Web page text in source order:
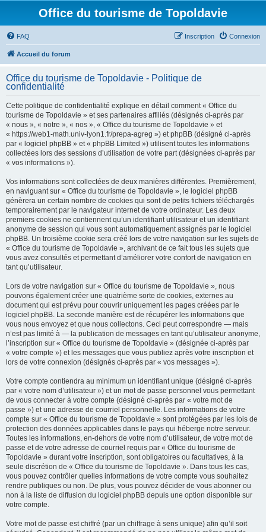
Office du tourisme de Topoldavie
FAQ Connexion
Inscription
Accueil du forum
Office du tourisme de Topoldavie - Politique de
confidentialité
Cette politique de confidentialité explique en détail comment « Office du
tourisme de Topoldavie » et ses partenaires affiliés (désignés ci-après par
« nous », « notre », « nos », « Office du tourisme de Topoldavie » et
« https://web1-math.univ-lyon1.fr/prepa-agreg ») et phpBB (désigné ci-après
par « logiciel phpBB » et « phpBB Limited ») utilisent toutes les informations
collectées lors des sessions d’utilisation de votre part (désignées ci-après par
« vos informations »).
Vos informations sont collectées de deux manières différentes. Premièrement,
en naviguant sur « Office du tourisme de Topoldavie », le logiciel phpBB
génèrera un certain nombre de cookies qui sont de petits fichiers téléchargés
temporairement par le navigateur internet de votre ordinateur. Les deux
premiers cookies ne contiennent qu’un identifiant utilisateur et un identifiant
anonyme de session qui vous sont automatiquement assignés par le logiciel
phpBB. Un troisième cookie sera créé lors de votre navigation sur les sujets de
« Office du tourisme de Topoldavie », archivant de ce fait tous les sujets que
vous avez consultés et permettant d’améliorer votre confort de navigation en
tant qu’utilisateur.
Lors de votre navigation sur « Office du tourisme de Topoldavie », nous
pouvons également créer une quatrième sorte de cookies, externes au
document qui est prévu pour couvrir uniquement les pages créées par le
logiciel phpBB. La seconde manière est de récupérer les informations que
vous nous envoyez et que nous collectons. Ceci peut correspondre — mais
n’est pas limité à — la publication de messages en tant qu’utilisateur anonyme,
l’inscription sur « Office du tourisme de Topoldavie » (désignée ci-après par
« votre compte ») et les messages que vous publiez après votre inscription et
lors de votre connexion (désignés ci-après par « vos messages »).
Votre compte contiendra au minimum un identifiant unique (désigné ci-après
par « votre nom d’utilisateur ») et un mot de passe personnel vous permettant
de vous connecter à votre compte (désigné ci-après par « votre mot de
passe ») et une adresse de courriel personnelle. Les informations de votre
compte sur « Office du tourisme de Topoldavie » sont protégées par les lois de
protection des données applicables dans le pays qui héberge notre serveur.
Toutes les informations, en-dehors de votre nom d’utilisateur, de votre mot de
passe et de votre adresse de courriel requis par « Office du tourisme de
Topoldavie » durant votre inscription, sont obligatoires ou facultatives, à la
seule discrétion de « Office du tourisme de Topoldavie ». Dans tous les cas,
vous pouvez contrôler quelles informations de votre compte vous souhaitez
rendre publiques ou non. De plus, vous pouvez décider de vous abonner ou
non à la liste de diffusion du logiciel phpBB depuis une option disponible sur
votre compte.
Votre mot de passe est chiffré (par un chiffrage à sens unique) afin qu’il soit